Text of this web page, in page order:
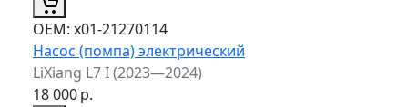
ОЕМ: x01-21270114
Насос (помпа) электрический
LiXiang L7 I (2023—2024)
18 000р.